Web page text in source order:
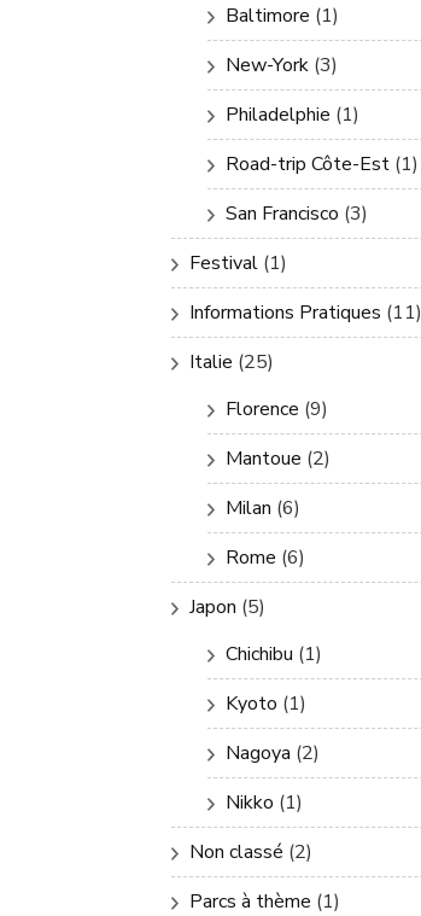
Baltimore (1)
New-York (3)
Philadelphie (1)
Road-trip Côte-Est (1)
San Francisco (3)
Festival (1)
Informations Pratiques (11)
Italie (25)
Florence (9)
Mantoue (2)
Milan (6)
Rome (6)
Japon (5)
Chichibu (1)
Kyoto (1)
Nagoya (2)
Nikko (1)
Non classé (2)
Parcs à thème (1)